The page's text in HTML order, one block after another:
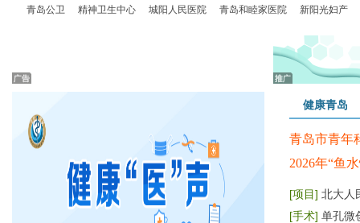
青岛公卫 精神卫生中心 城阳人民医院 青岛和睦家医院 新阳光妇产
健康青岛
青岛市青年
2026年“鱼
[项目] 北大人
[手术] 单孔微